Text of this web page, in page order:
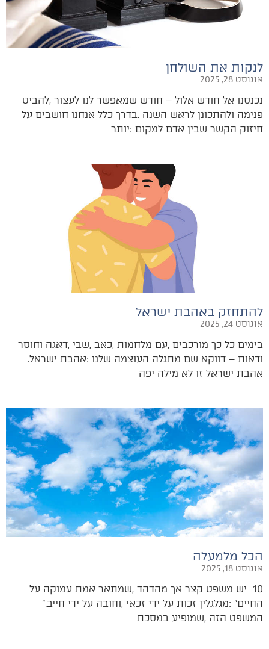
לנקות את השולחן
אוגוסט 28, 2025
‬חיזוק‭ ‬הקשר‭ ‬שבין‭ ‬אדם‭ ‬למקום‭:‬‭ ‬יותר‭
להתחזק באהבת ישראל
אוגוסט 24, 2025
אהבת‭ ‬ישראל‭ ‬זו‭ ‬לא‭ ‬מילה‭ ‬יפה‭
הכל מלמעלה
אוגוסט 18, 2025
‬החיים‭: ‬‮"‬מגלגלין‭ ‬זכות‭ ‬על‭ ‬ידי‭ ‬זכאי‭, ‬וחובה‭ ‬על‭ ‬ידי‭ ‬חייב‮"‬‭.
‬המשפט‭ ‬הזה‭, ‬שמופיע‭ ‬במסכת‭